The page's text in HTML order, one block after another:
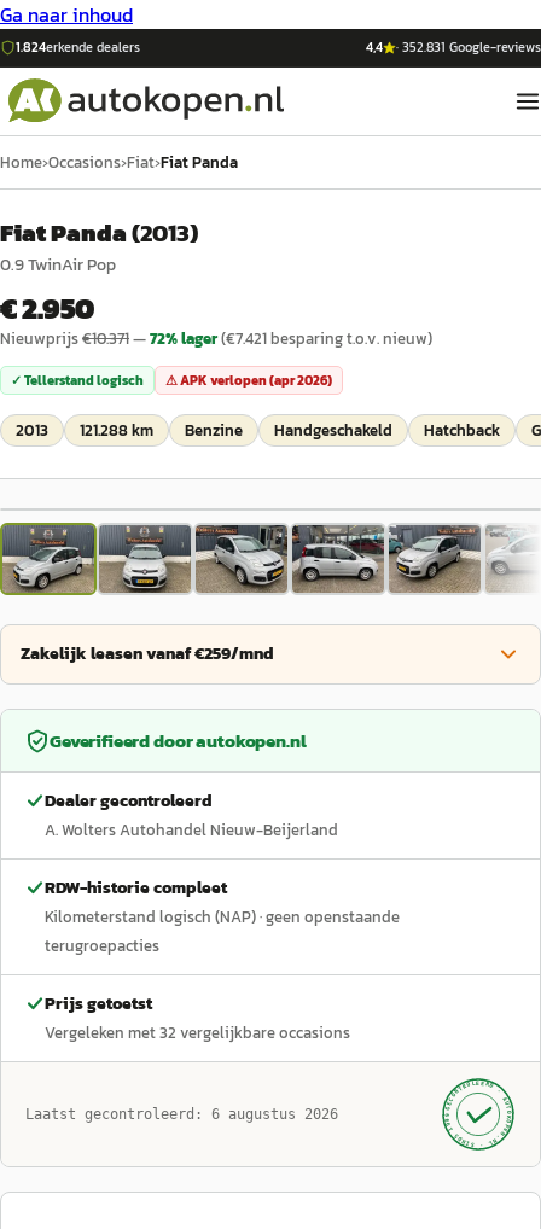
Ga naar inhoud
1.824erkende dealers 4,4 ·352.831 Google-reviews
Home›Occasions›Fiat›Fiat Panda
Fiat Panda(2013)
0.9 TwinAir Pop
€ 2.950
Nieuwprijs€10.371—72% lager(€7.421besparing t.o.v. nieuw)
✓ Tellerstand logisch ⚠ APK verlopen (apr 2026)
2013 121.288 km Benzine Handgeschakeld Hatchback
1/18
Zakelijk leasen vanaf €259/mnd
Geverifieerd doorautokopen.nl
Dealer gecontroleerd
A. Wolters Autohandel Nieuw-Beijerland
RDW-historie compleet
Kilometerstand logisch (NAP)· geen openstaande
terugroepacties
Prijs getoetst
Vergeleken met32 vergelijkbare occasions
Laatst gecontroleerd: 6 augustus 2026 GECONTROLEERD ·
AUTOKOPEN.NL
· SINDS 1999 ·